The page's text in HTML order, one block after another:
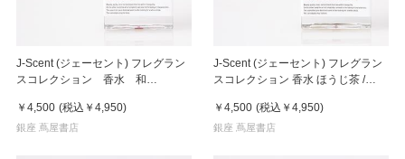
J-Scent (ジェーセント) フレグラン
スコレクション 香水 和
￥4,500 (税込 ￥4,950)
銀座 蔦屋書店
J-Scent (ジェーセント) フレグラン
スコレクション 香水 ほうじ茶 /
￥4,500 (税込 ￥4,950)
銀座 蔦屋書店